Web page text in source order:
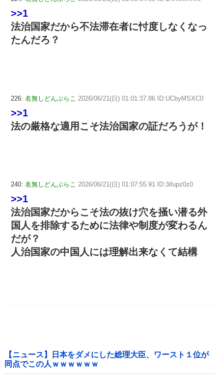
>>1
法治国家だから不法滞在者に忖度しなくなっ
たんだろ？
226: 名無しどんぶらこ 2026/06/21(日) 01:01:37.86 ID:UCbyMSXC0
>>1
法の厳格な適用こそ法治国家の証だろうが！
240: 名無しどんぶらこ 2026/06/21(日) 01:07:55.91 ID:3ifupz0z0
>>1
法治国家だからこそ法の抜け穴を掻い潜る外
国人を排除するために法律や制度が変わるん
だが？
人治国家の中国人には理解出来なくて結構
【ニュース】日本をダメにした総理大臣、ワースト１位が
同点でこの人ｗｗｗｗｗｗ